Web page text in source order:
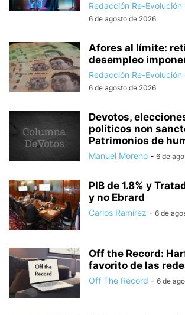
Redacción Re-Evolución
6 de agosto de 2026
Afores al límite:
desempleo
Redacción Re-Evolución
6 de agosto de 2026
Devotos,
políticos non
Patrimonios de
Manuel Moreno - 6 de
PIB de 1.8% y
y no Ebrard
Carlos Ramírez - 6 de
Off the Record:
favorito de las
Off The Record - 6 de